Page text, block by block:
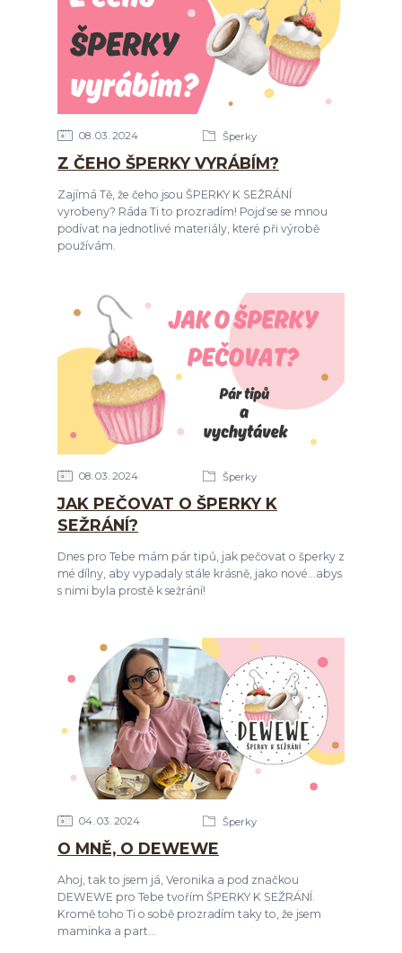
08 03 2024 Šperky
Z ČEHO ŠPERKY VYRÁBÍM?
Zajímá Tě, že čeho jsou ŠPERKY K SEŽRÁNÍ
vyrobeny? Ráda Ti to prozradím! Pojď se se mnou
podívat na jednotlivé materiály, které při výrobě
používám.
08 03 2024 Šperky
JAK PEČOVAT O ŠPERKY K
SEŽRÁNÍ?
Dnes pro Tebe mám pár tipů, jak pečovat o šperky z
mé dílny, aby vypadaly stále krásně, jako nové...abys
s nimi byla prostě k sežrání!
04 03 2024 Šperky
O MNĚ, O DEWEWE
Ahoj, tak to jsem já, Veronika a pod značkou
DEWEWE pro Tebe tvořím ŠPERKY K SEŽRÁNÍ.
Kromě toho Ti o sobě prozradím taky to, že jsem
maminka a part...